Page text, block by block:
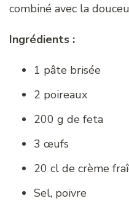
combiné avec la
Ingrédients :
1 pâte brisée
2 poireaux
200 g de feta
3 œufs
20 cl de crème
Sel, poivre